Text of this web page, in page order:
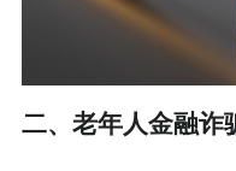
二、老年人金融诈